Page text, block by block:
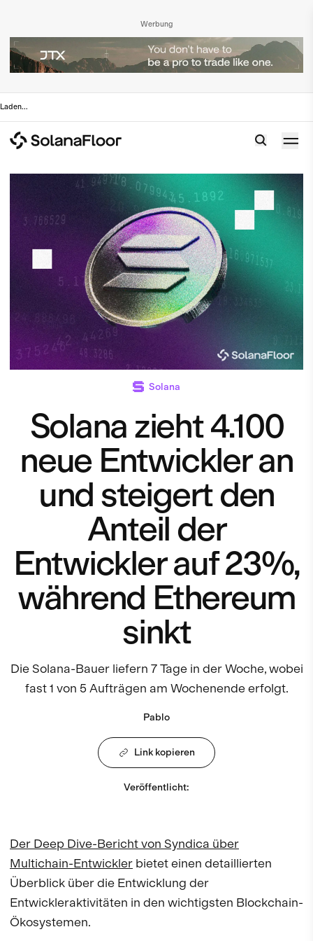
Werbung
Laden...
Solana
Solana zieht 4.100
neue Entwickler an
und steigert den
Anteil der
Entwickler auf 23%,
während Ethereum
sinkt
Die Solana-Bauer liefern 7 Tage in der Woche, wobei
fast 1 von 5 Aufträgen am Wochenende erfolgt.
Pablo
Link kopieren
Veröffentlicht:
Der Deep Dive-Bericht von Syndica über
Multichain-Entwickler bietet einen detaillierten
Überblick über die Entwicklung der
Entwickleraktivitäten in den wichtigsten Blockchain-
Ökosystemen.